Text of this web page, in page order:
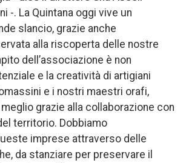
-. La Quintana oggi vive un
slancio, grazie anche
alla riscoperta delle nostre
dell’associazione è non
e la creatività di artigiani
e i nostri maestri orafi,
grazie alla collaborazione con
territorio. Dobbiamo
imprese attraverso delle
da stanziare per preservare il